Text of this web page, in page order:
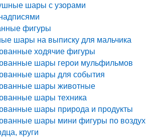
шары с узорами
фигуры
шары на выписку для мальчика
ходячие фигуры
шары герои мульфильмов
шары для события
шары животные
шары техника
шары природа и продукты
шары мини фигуры по воздух
круги